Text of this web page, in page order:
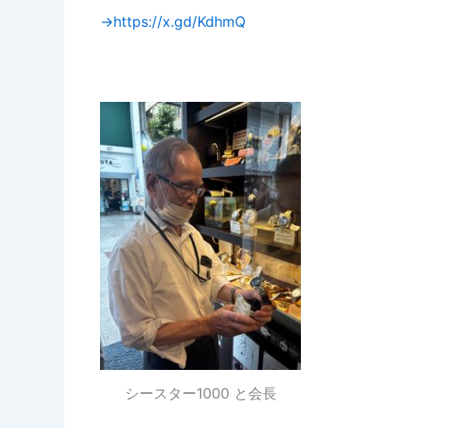
→https://x.gd/KdhmQ
シースター1000 と会長